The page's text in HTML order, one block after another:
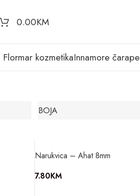
0.00KM
Flormar kozmetikaInnamore čarape
BOJA
Narukvica – Ahat 8mm
7.80KM